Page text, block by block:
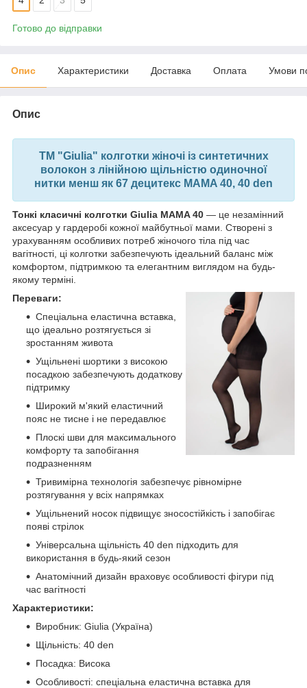
Готово до відправки
Опис Характеристики Доставка Оплата Умови
Опис
ТМ "Giulia" колготки жіночі із синтетичних
волокон з лінійною щільністю одиночної
нитки менш як 67 децитекс MAMA 40, 40 den
Тонкі класичні колготки Giulia MAMA 40 — це незамінний
аксесуар у гардеробі кожної майбутньої мами. Створені з
урахуванням особливих потреб жіночого тіла під час
вагітності, ці колготки забезпечують ідеальний баланс між
комфортом, підтримкою та елегантним виглядом на будь-
якому терміні.
Переваги:
Спеціальна еластична вставка,
що ідеально розтягується зі
зростанням живота
Ущільнені шортики з високою
посадкою забезпечують додаткову
підтримку
Широкий м'який еластичний
пояс не тисне і не передавлює
Плоскі шви для максимального
комфорту та запобігання
подразненням
Тривимірна технологія забезпечує рівномірне
розтягування у всіх напрямках
Ущільнений носок підвищує зносостійкість і запобігає
появі стрілок
Універсальна щільність 40 den підходить для
використання в будь-який сезон
Анатомічний дизайн враховує особливості фігури під
час вагітності
Характеристики:
Виробник: Giulia (Україна)
Щільність: 40 den
Посадка: Висока
Особливості: спеціальна еластична вставка для